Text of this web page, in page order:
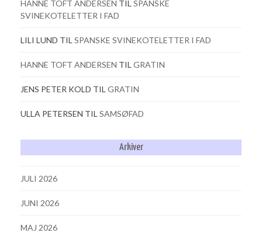
HANNE TOFT ANDERSEN TIL SPANSKE
SVINEKOTELETTER I FAD
LILI LUND TIL SPANSKE SVINEKOTELETTER I FAD
HANNE TOFT ANDERSEN TIL GRATIN
JENS PETER KOLD TIL GRATIN
ULLA PETERSEN TIL SAMSØFAD
Arkiver
JULI 2026
JUNI 2026
MAJ 2026